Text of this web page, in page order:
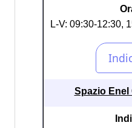
L-V: 09:30-12:30,
Spazio Enel